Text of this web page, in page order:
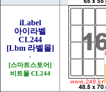
iLabel
아이라벨
CL244
[Lbm 라벨몰]
-
[스마트스토어]
비트몰 CL244